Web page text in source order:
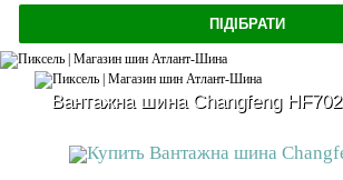
Вантажна шина Changfeng HF702